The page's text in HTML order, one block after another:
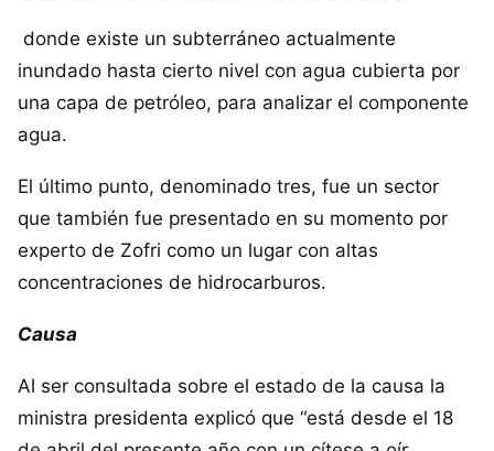
donde existe un subterráneo actualmente
inundado hasta cierto nivel con agua cubierta por
una capa de petróleo, para analizar el componente
agua.
El último punto, denominado tres, fue un sector
que también fue presentado en su momento por
experto de Zofri como un lugar con altas
concentraciones de hidrocarburos.
Causa
Al ser consultada sobre el estado de la causa la
ministra presidenta explicó que “está desde el 18